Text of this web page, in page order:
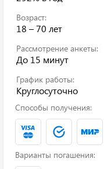
Возраст:
18 – 70 лет
Рассмотрение анкеты:
До 15 минут
График работы:
Круглосуточно
Способы получения:
Варианты погашения: